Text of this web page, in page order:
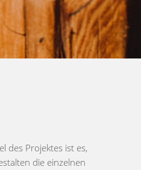
des Projektes ist es,
die einzelnen